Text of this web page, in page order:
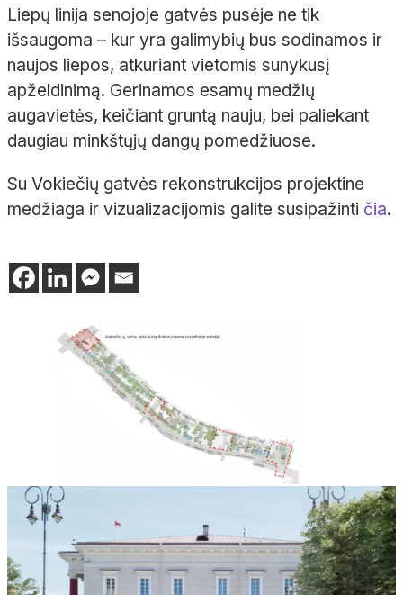
Liepų linija senojoje gatvės pusėje ne tik
išsaugoma – kur yra galimybių bus sodinamos ir
naujos liepos, atkuriant vietomis sunykusį
apželdinimą. Gerinamos esamų medžių
augavietės, keičiant gruntą nauju, bei paliekant
daugiau minkštųjų dangų pomedžiuose.
Su Vokiečių gatvės rekonstrukcijos projektine
medžiaga ir vizualizacijomis galite susipažinti čia.